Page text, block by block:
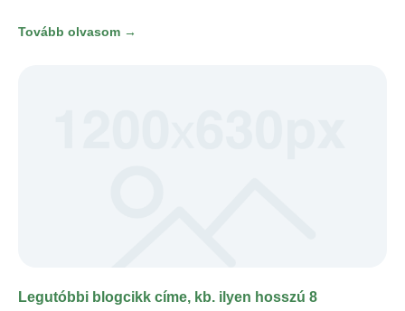
Tovább olvasom →
Legutóbbi blogcikk címe, kb. ilyen hosszú 8